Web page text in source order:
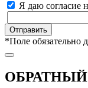
Я даю согласие
*Поле обязательно